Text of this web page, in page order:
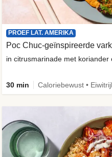
PROEF LAT. AMERIKA
in citrusmarinade met koriander
30 min Caloriebewust •